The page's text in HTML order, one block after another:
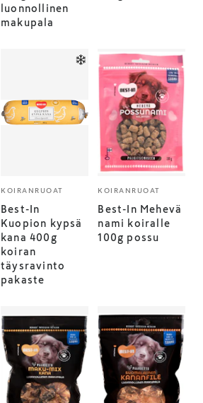
luonnollinen
makupala
KOIRANRUOAT
Best-In
Kuopion kypsä
kana 400g
koiran
täysravinto
pakaste
KOIRANRUOAT
Best-In Mehevä
nami koiralle
100g possu